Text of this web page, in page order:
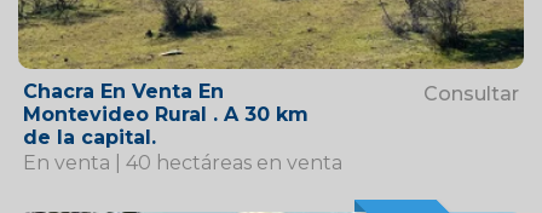
Chacra En Venta En
Montevideo Rural . A 30 km
de la capital.
Consultar
En venta | 40 hectáreas en venta